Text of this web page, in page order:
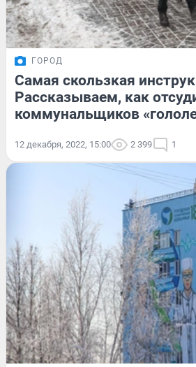
ГОРОД
Самая скользкая
Рассказываем, как
коммунальщиков
12 декабря, 2022, 15:00 2 399 1